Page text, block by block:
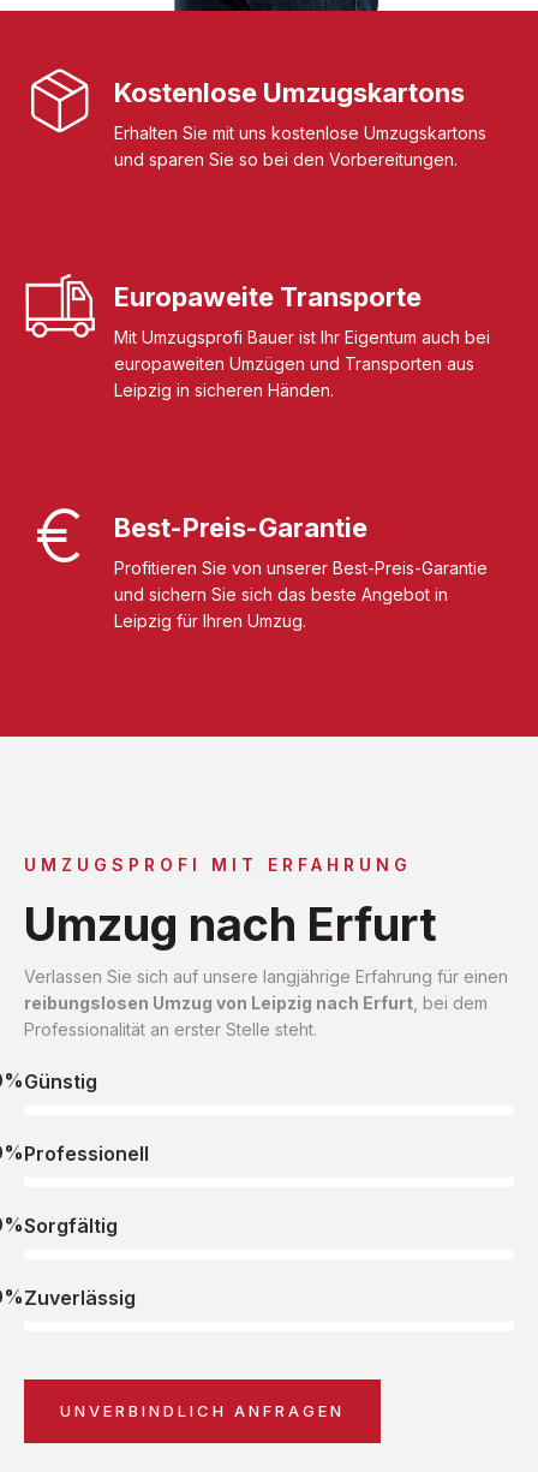
Kostenlose Umzugskartons
Erhalten Sie mit uns kostenlose Umzugskartons
und sparen Sie so bei den Vorbereitungen.
Europaweite Transporte
Mit Umzugsprofi Bauer ist Ihr Eigentum auch bei
europaweiten Umzügen und Transporten aus
Leipzig in sicheren Händen.
Best-Preis-Garantie
Profitieren Sie von unserer Best-Preis-Garantie
und sichern Sie sich das beste Angebot in
Leipzig für Ihren Umzug.
UMZUGSPROFI MIT ERFAHRUNG
Umzug nach Erfurt
Verlassen Sie sich auf unsere langjährige Erfahrung für einen
reibungslosen Umzug von Leipzig nach Erfurt , bei dem
Professionalität an erster Stelle steht.
Günstig
Professionell
Sorgfältig
Zuverlässig
UNVERBINDLICH ANFRAGEN